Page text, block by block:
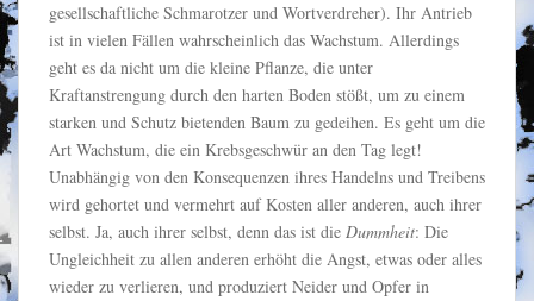
gesellschaftliche Schmarotzer und Wortverdreher). Ihr Antrieb
ist in vielen Fällen wahrscheinlich das Wachstum. Allerdings
geht es da nicht um die kleine Pflanze, die unter
Kraftanstrengung durch den harten Boden stößt, um zu einem
starken und Schutz bietenden Baum zu gedeihen. Es geht um die
Art Wachstum, die ein Krebsgeschwür an den Tag legt!
Unabhängig von den Konsequenzen ihres Handelns und Treibens
wird gehortet und vermehrt auf Kosten aller anderen, auch ihrer
selbst. Ja, auch ihrer selbst, denn das ist die Dummheit: Die
Ungleichheit zu allen anderen erhöht die Angst, etwas oder alles
wieder zu verlieren, und produziert Neider und Opfer in